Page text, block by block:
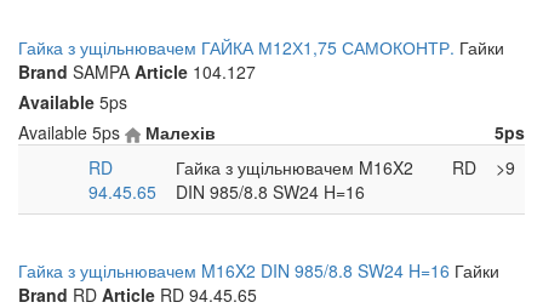
Гайка з ущільнювачем ГАЙКА М12Х1,75 САМОКОНТР. Гайки
Brand SAMPA Article 104.127
Available 5ps
Available 5ps Малехів
5ps
RD
94.45.65
Гайка з ущільнювачем M16X2
DIN 985/8.8 SW24 H=16
RD >9
Гайка з ущільнювачем M16X2 DIN 985/8.8 SW24 H=16 Гайки
Brand RD Article RD 94.45.65